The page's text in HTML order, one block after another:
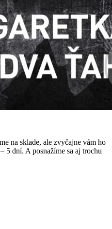
na sklade, ale zvyčajne vám ho
5 dní. A posnažíme sa aj trochu